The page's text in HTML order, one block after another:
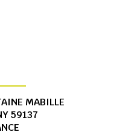
MABILLE
59137